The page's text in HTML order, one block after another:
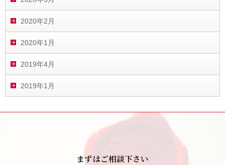
2020年2月
2020年1月
2019年4月
2019年1月
まずはご相談下さい